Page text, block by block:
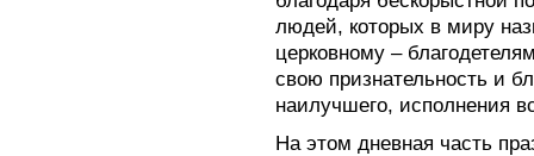
людей, которых в миру
церковному –
свою признательность и
наилучшего, исполнения
На этом дневная часть